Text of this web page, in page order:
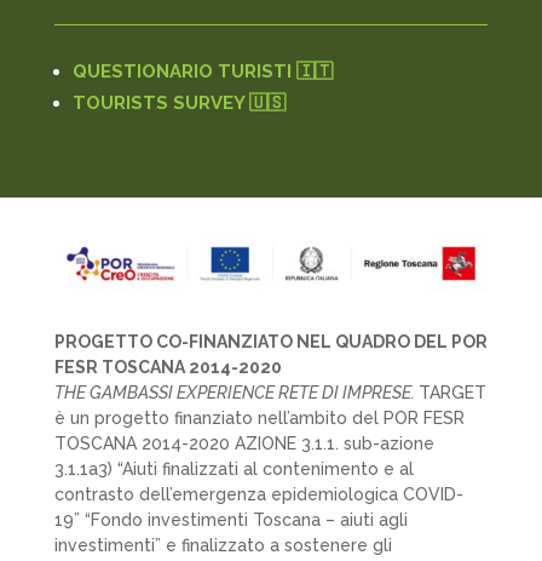
QUESTIONARIO TURISTI 🇮🇹
TOURISTS SURVEY 🇺🇸
PROGETTO CO-FINANZIATO NEL QUADRO DEL POR
FESR TOSCANA 2014-2020
THE GAMBASSI EXPERIENCE RETE DI IMPRESE. TARGET
è un progetto finanziato nell’ambito del POR FESR
TOSCANA 2014-2020 AZIONE 3.1.1. sub-azione
3.1.1a3) “Aiuti finalizzati al contenimento e al
contrasto dell’emergenza epidemiologica COVID-
19” “Fondo investimenti Toscana – aiuti agli
investimenti” e finalizzato a sostenere gli